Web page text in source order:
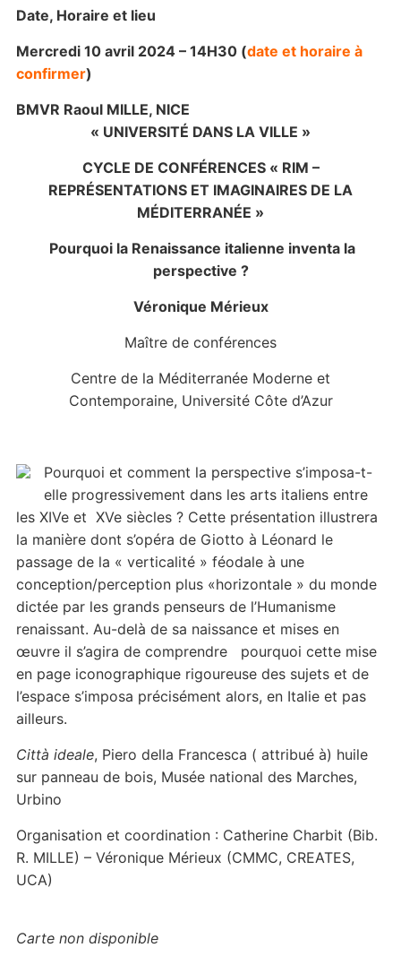
Date, Horaire et lieu
Mercredi 10 avril 2024 – 14H30 (date et horaire à
confirmer)
BMVR Raoul MILLE, NICE
« UNIVERSITÉ DANS LA VILLE »
CYCLE DE CONFÉRENCES « RIM –
REPRÉSENTATIONS ET IMAGINAIRES DE LA
MÉDITERRANÉE »
Pourquoi la Renaissance italienne inventa la
perspective ?
Véronique Mérieux
Maître de conférences
Centre de la Méditerranée Moderne et
Contemporaine, Université Côte d’Azur
Pourquoi et comment la perspective s’imposa-t-
elle progressivement dans les arts italiens entre
les XIVe et XVe siècles ? Cette présentation illustrera
la manière dont s’opéra de Giotto à Léonard le
passage de la « verticalité » féodale à une
conception/perception plus «horizontale » du monde
dictée par les grands penseurs de l’Humanisme
renaissant. Au-delà de sa naissance et mises en
œuvre il s’agira de comprendre pourquoi cette mise
en page iconographique rigoureuse des sujets et de
l’espace s’imposa précisément alors, en Italie et pas
ailleurs.
Città ideale, Piero della Francesca ( attribué à) huile
sur panneau de bois, Musée national des Marches,
Urbino
Organisation et coordination : Catherine Charbit (Bib.
R. MILLE) – Véronique Mérieux (CMMC, CREATES,
UCA)
Carte non disponible